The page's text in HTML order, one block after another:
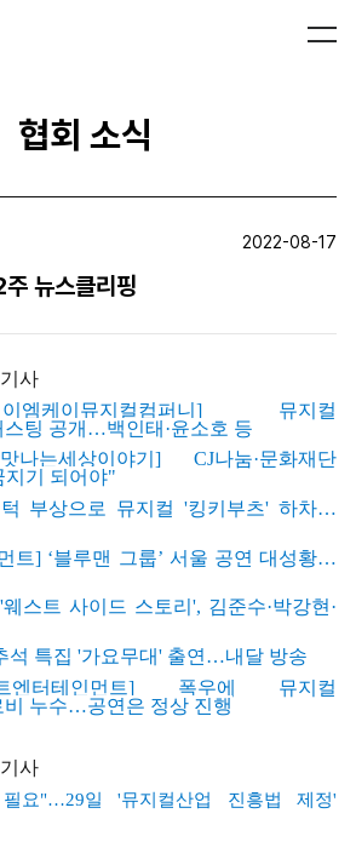
협회 소식
2022-08-17
뉴스클리핑
사
이 엠케 이 뮤지 컬컴퍼니] 뮤지컬
스팅 공개…백인태·윤소호 등
나는세상이야기] CJ나눔·문화재단
지기
되어야"
턱 부상으로 뮤지컬 '킹키부츠'하차…
먼 트] ‘블루맨 그룹’ 서울 공연 대성황…
웨스트 사이드 스토리', 김준수·박강현·
석 특집 '가요무대' 출연…내달 방송
엔 터테 인 먼 트] 폭우에
뮤지컬
누수…공연은 정상 진행
사
필요"…29일 '뮤지컬산업 진흥법
제정'